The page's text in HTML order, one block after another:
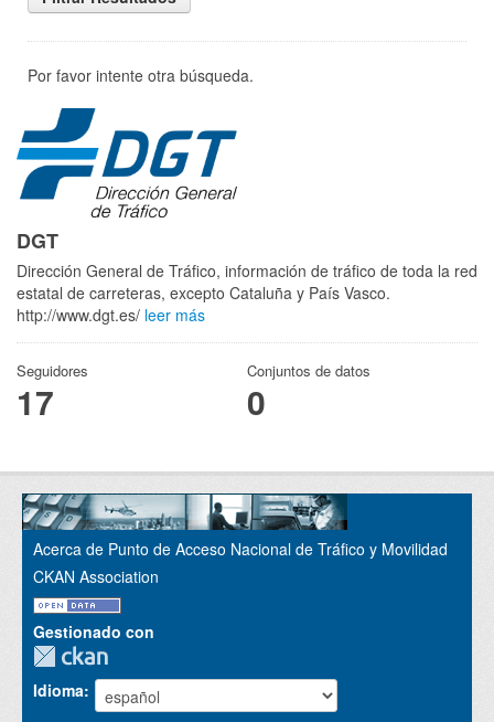
Por favor intente otra búsqueda.
DGT
Dirección General de Tráfico, información de tráfico de toda la red
estatal de carreteras, excepto Cataluña y País Vasco.
http://www.dgt.es/ leer más
Seguidores
17
Conjuntos de datos
0
Acerca de Punto de Acceso Nacional de Tráfico y Movilidad
CKAN Association
Gestionado con
Idioma